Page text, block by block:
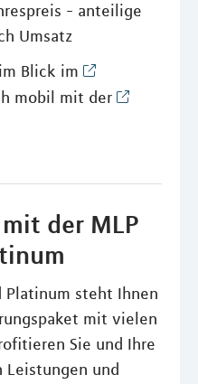
- anteilige
Umsatz
Blick im
mobil mit der
der MLP
Platinum steht Ihnen
mit vielen
Sie und Ihre
Leistungen und